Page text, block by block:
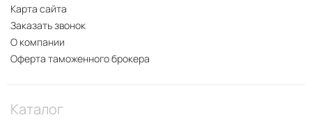
Карта сайта
Заказать звонок
О компании
Оферта таможенного брокера
Каталог